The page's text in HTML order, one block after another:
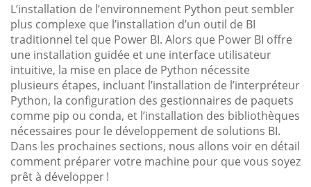
L’installation de l’environnement Python peut sembler
plus complexe que l’installation d’un outil de BI
traditionnel tel que Power BI. Alors que Power BI offre
une installation guidée et une interface utilisateur
intuitive, la mise en place de Python nécessite
plusieurs étapes, incluant l’installation de l’interpréteur
Python, la configuration des gestionnaires de paquets
comme pip ou conda, et l’installation des bibliothèques
nécessaires pour le développement de solutions BI.
Dans les prochaines sections, nous allons voir en détail
comment préparer votre machine pour que vous soyez
prêt à développer !